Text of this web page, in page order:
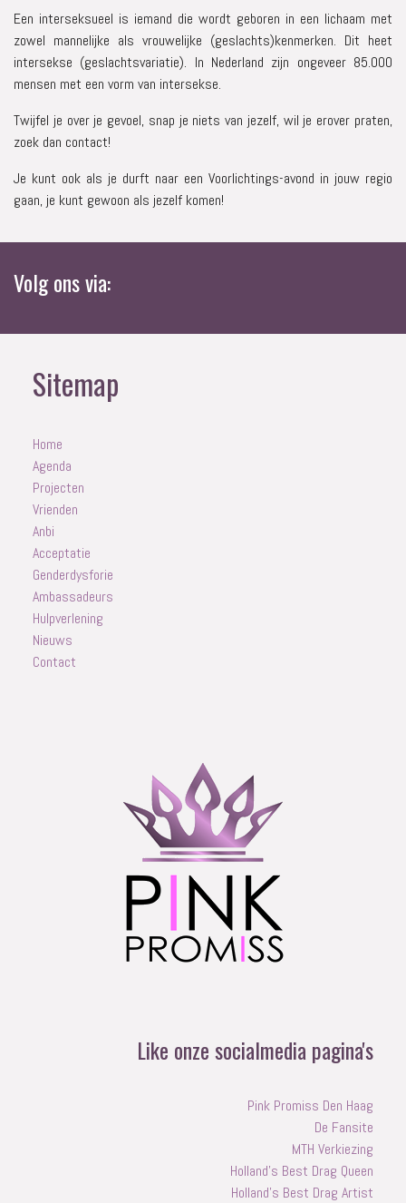
Een interseksueel is iemand die wordt geboren in een lichaam met
zowel mannelijke als vrouwelijke (geslachts)kenmerken. Dit heet
intersekse (geslachtsvariatie). In Nederland zijn ongeveer 85.000
mensen met een vorm van intersekse.
Twijfel je over je gevoel, snap je niets van jezelf, wil je erover praten,
zoek dan contact!
Je kunt ook als je durft naar een Voorlichtings-avond in jouw regio
gaan, je kunt gewoon als jezelf komen!
Volg ons via:
Sitemap
Home
Agenda
Projecten
Vrienden
Anbi
Acceptatie
Genderdysforie
Ambassadeurs
Hulpverlening
Nieuws
Contact
Like onze socialmedia pagina's
Pink Promiss Den Haag
De Fansite
MTH Verkiezing
Holland's Best Drag Queen
Holland's Best Drag Artist